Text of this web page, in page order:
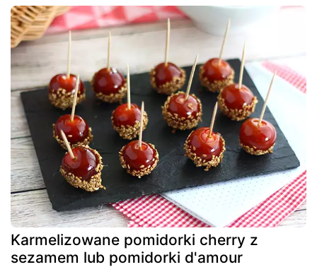
Karmelizowane pomidorki cherry z
sezamem lub pomidorki d'amour